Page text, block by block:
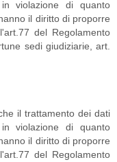
violazione di quanto
il diritto di proporre
del Regolamento
sedi giudiziarie, art.
il trattamento dei dati
violazione di quanto
il diritto di proporre
del Regolamento